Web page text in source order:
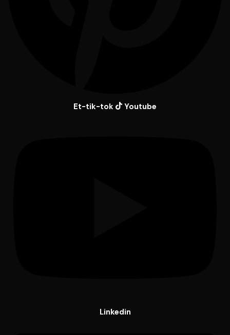
Et-tik-tok Youtube
Linkedin